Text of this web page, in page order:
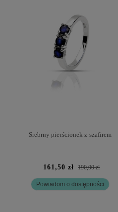
Srebrny pierścionek z szafirem
161,50 zł 190,00 zł
Powiadom o dostępności